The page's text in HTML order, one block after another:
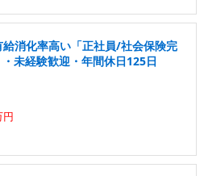
消化率高い「正社員/社会保険完
未経験歓迎・年間休日125日
円